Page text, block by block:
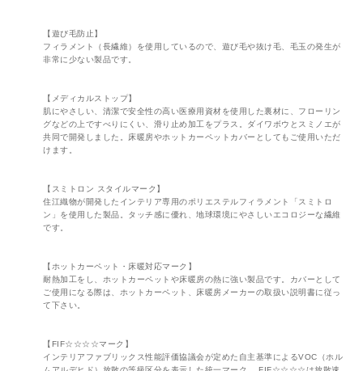
【遊び毛防止】
フィラメント（長繊維）を使用しているので、遊び毛や抜け毛、毛玉の発生が
非常に少ない製品です。
【メディカルストップ】
肌にやさしい、清潔で安全性の高い医療用資材を使用した裏材に、フローリン
グなどの上ですべりにくい、滑り止め加工をプラス。ダイワボウとスミノエが
共同で開発しました。床暖房やホットカーペットカバーとしてもご使用いただ
けます。
【スミトロン スタイルマーク】
住江織物が開発したインテリア専用のポリエステルフィラメント「スミトロ
ン」を使用した製品。タッチ感に優れ、地球環境にやさしいエコロジーな繊維
です。
【ホットカーペット・床暖対応マーク】
耐熱加工をし、ホットカーペットや床暖房の熱に強い製品です。カバーとして
ご使用になる際は、ホットカーペット、床暖房メーカーの取扱い説明書に従っ
て下さい。
【FIF☆☆☆☆マーク】
インテリアファブリックス性能評価協議会が定めた自主基準によるVOC（ホル